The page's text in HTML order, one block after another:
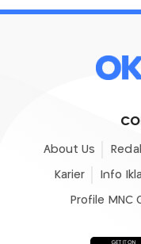
About Us
Karier Info
Profile MNC